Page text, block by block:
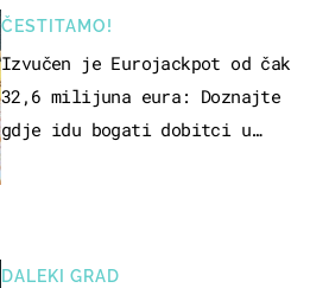
ČESTITAMO!
Izvučen je Eurojackpot od čak
32,6 milijuna eura: Doznajte
gdje idu bogati dobitci u
DALEKI GRAD